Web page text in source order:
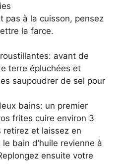
pas à la cuisson, pensez
la farce.
avant de
terre épluchées et
saupoudrer de sel pour
bains: un premier
frites cuire environ 3
retirez et laissez en
bain d’huile revienne à
ensuite votre